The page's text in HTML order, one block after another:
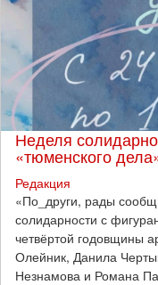
Неделя
«тюменского
Редакция
​«По_други, рады
солидарности с
четвёртой годовщины
Олейник, Данила
Незнамова и Романа